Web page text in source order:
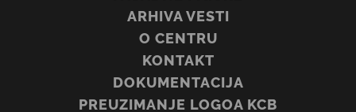
ARHIVA VESTI
O CENTRU
KONTAKT
DOKUMENTACIJA
PREUZIMANJE LOGOA KCB